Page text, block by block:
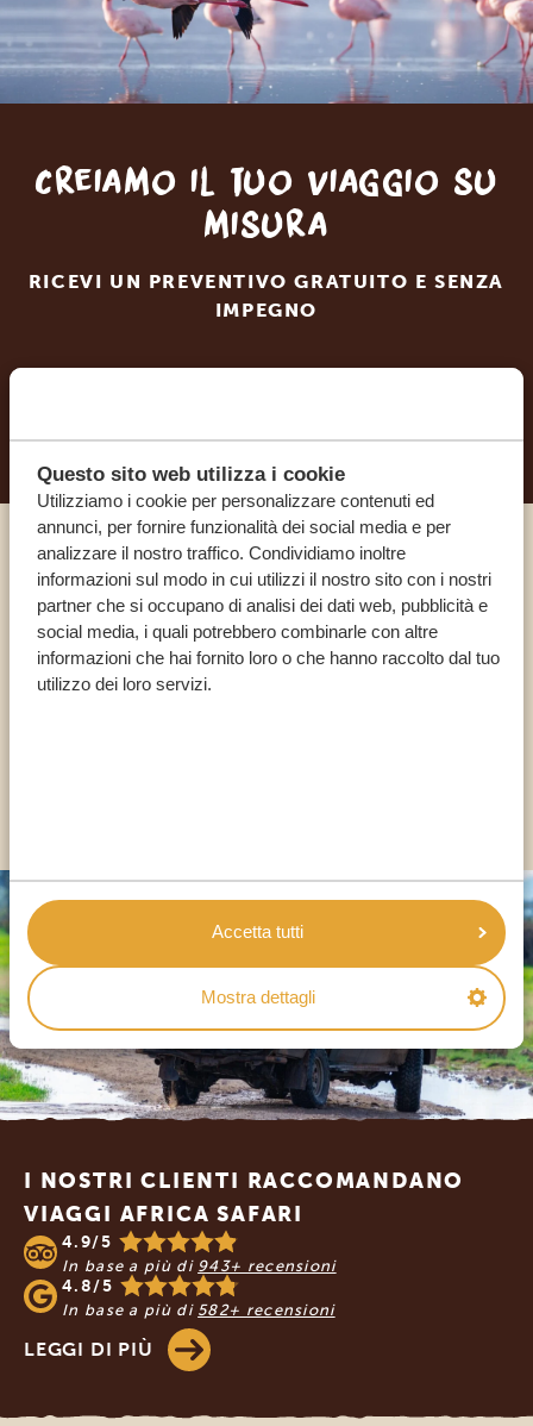
Questo sito web utilizza i cookie
Utilizziamo i cookie per personalizzare contenuti ed
annunci, per fornire funzionalità dei social media e per
analizzare il nostro traffico. Condividiamo inoltre
informazioni sul modo in cui utilizzi il nostro sito con i nostri
partner che si occupano di analisi dei dati web, pubblicità e
social media, i quali potrebbero combinarle con altre
informazioni che hai fornito loro o che hanno raccolto dal tuo
utilizzo dei loro servizi.
Accetta tutti
Mostra dettagli
Creiamo il tuo viaggio su
misura
RICEVI UN PREVENTIVO GRATUITO E SENZA
IMPEGNO
Chiama un esperto
I NOSTRI SPECIALISTI SONO QUI PER TE
Footer
I NOSTRI CLIENTI RACCOMANDANO
VIAGGI AFRICA SAFARI
4.9/5
In base a più di 943+ recensioni
4.8/5
In base a più di 582+ recensioni
LEGGI DI PIÙ